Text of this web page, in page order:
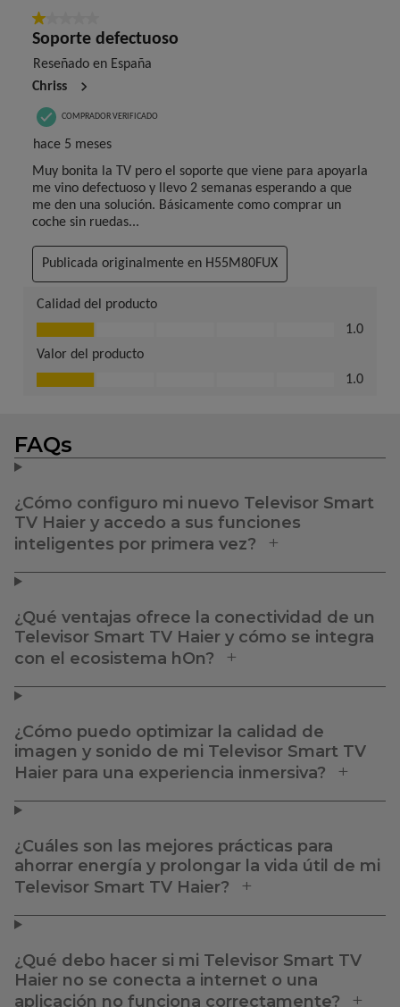
FAQs
¿Cómo configuro mi nuevo Televisor Smart
TV Haier y accedo a sus funciones
inteligentes por primera vez?
¿Qué ventajas ofrece la conectividad de un
Televisor Smart TV Haier y cómo se integra
con el ecosistema hOn?
¿Cómo puedo optimizar la calidad de
imagen y sonido de mi Televisor Smart TV
Haier para una experiencia inmersiva?
¿Cuáles son las mejores prácticas para
ahorrar energía y prolongar la vida útil de mi
Televisor Smart TV Haier?
¿Qué debo hacer si mi Televisor Smart TV
Haier no se conecta a internet o una
aplicación no funciona correctamente?